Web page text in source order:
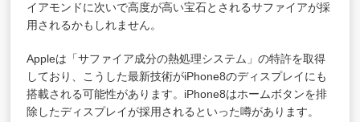
イアモンドに次いで高度が高い宝石とされるサファイアが採
用されるかもしれません。
Appleは「サファイア成分の熱処理システム」の特許を取得
しており、こうした最新技術がiPhone8のディスプレイにも
搭載される可能性があります。iPhone8はホームボタンを排
除したディスプレイが採用されるといった噂があります。